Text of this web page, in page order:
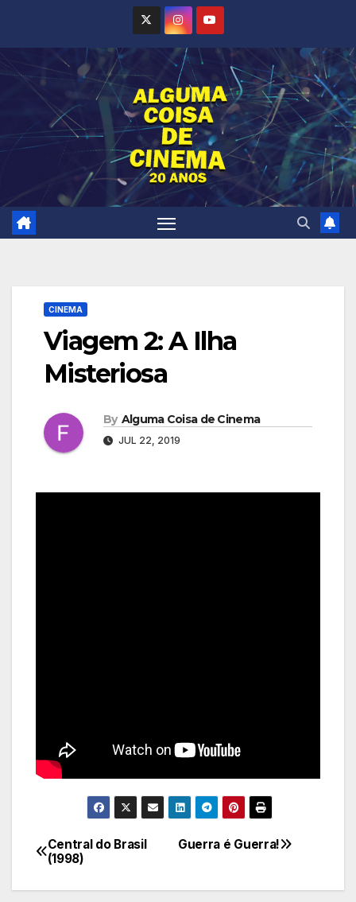
CINEMA
Viagem 2: A Ilha
Misteriosa
By Alguma Coisa de Cinema
JUL 22, 2019
Navegação
de
Guerra é Guerra!
Central do Brasil
(1998)